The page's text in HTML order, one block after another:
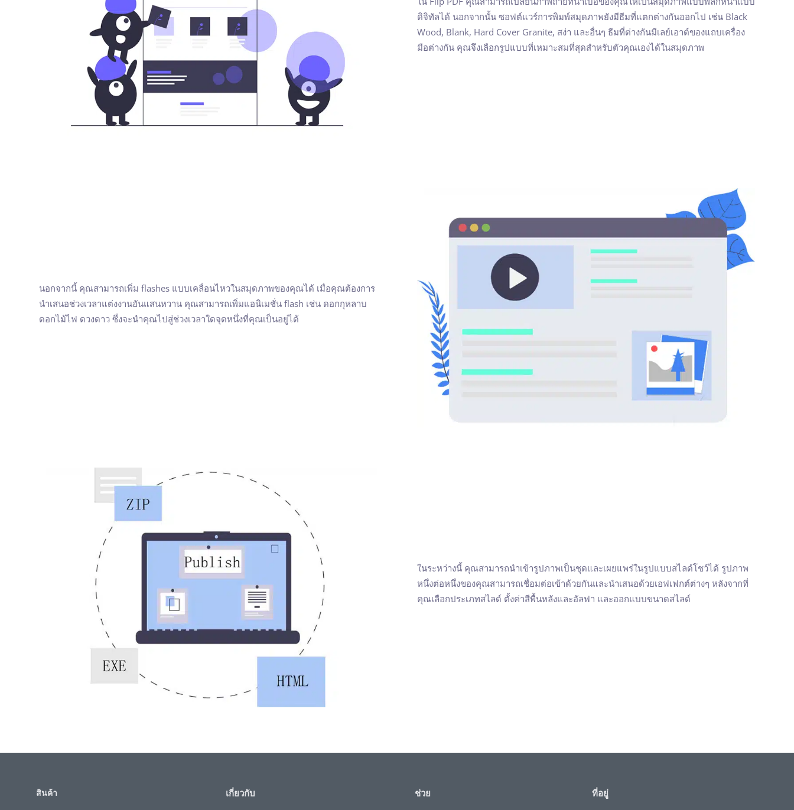
ดิจิทัลได้ นอกจากนั้น ซอฟต์แวร์การพิมพ์สมุดภาพยังมีธีมที่แตกต่างกันออกไป เช่น Black
Wood, Blank, Hard Cover Granite, สง่า และอื่นๆ ธีมที่ต่างกันมีเลย์เอาต์ของแถบเครื่อง
มือต่างกัน คุณจึงเลือกรูปแบบที่เหมาะสมที่สุดสำหรับตัวคุณเองได้ในสมุดภาพ
นอกจากนี้ คุณสามารถเพิ่ม flashes แบบเคลื่อนไหวในสมุดภาพของคุณได้ เมื่อคุณต้องการ
นำเสนอช่วงเวลาแต่งงานอันแสนหวาน คุณสามารถเพิ่มแอนิเมชั่น flash เช่น ดอกกุหลาบ
ดอกไม้ไฟ ดวงดาว ซึ่งจะนำคุณไปสู่ช่วงเวลาใดจุดหนึ่งที่คุณเป็นอยู่ได้
ในระหว่างนี้ คุณสามารถนำเข้ารูปภาพเป็นชุดและเผยแพร่ในรูปแบบสไลด์โชว์ได้ รูปภาพ
หนึ่งต่อหนึ่งของคุณสามารถเชื่อมต่อเข้าด้วยกันและนำเสนอด้วยเอฟเฟกต์ต่างๆ หลังจากที่
คุณเลือกประเภทสไลด์ ตั้งค่าสีพื้นหลังและอัลฟา และออกแบบขนาดสไลด์
สินค้า เกี่ยวกับ ช่วย ที่อยู่